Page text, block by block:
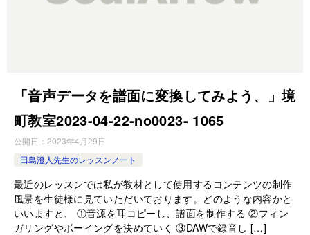
「音声データを譜面に変換してみよう、」境
町教室2023-04-22-­no0023- ­1065
公開日： 2023年4月29日
田島澄人先生のレッスンノート
最近のレッスンでは私が教材として使用するコンテンツの制作
風景を生徒様に見ていただいております。どのような内容かと
いいますと、 ①音源を耳コピーし、譜面を制作する ②フィン
ガリングやボーイングを決めていく ③DAWで録音し […]